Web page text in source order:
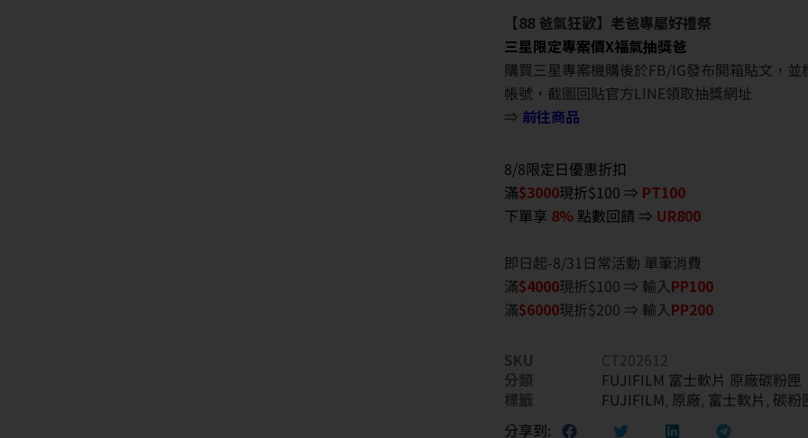
【88 爸氣狂歡】老爸專屬好禮祭
三星限定專案價X福氣抽獎爸
購買三星專案機購後於FB/IG發布開箱貼文，並
帳號，截圖回貼官方LINE領取抽獎網址
⇒ 前往商品
8/8限定日優惠折扣
滿$3000現折$100 ⇒ PT100
下單享 8% 點數回饋 ⇒ UR800
即日起-8/31日常活動 單筆消費
滿$4000現折$100 ⇒ 輸入PP100
滿$6000現折$200 ⇒ 輸入PP200
SKU
CT202612
分類
FUJIFILM 富士軟片 原廠碳粉匣
標籤
FUJIFILM, 原廠, 富士軟片 , 碳粉
分享到: